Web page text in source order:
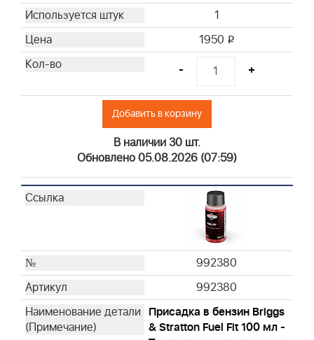
1
1950 i
- +
Добавить в корзину
В наличии 30 шт.
Обновлено 05.08.2026 (07:59)
992380
992380
Присадка в бензин Briggs
& Stratton Fuel Fit 100 мл -